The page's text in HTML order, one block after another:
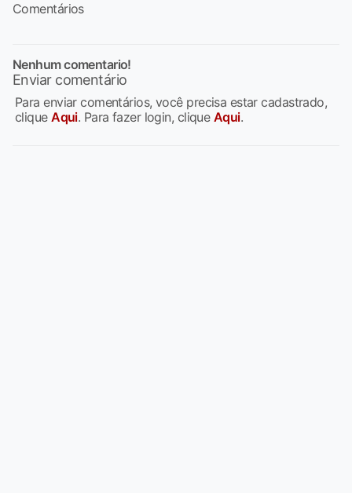
Comentários
Nenhum comentario!
Enviar comentário
Para enviar comentários, você precisa estar cadastrado,
cliqueAqui. Para fazer login, clique Aqui.